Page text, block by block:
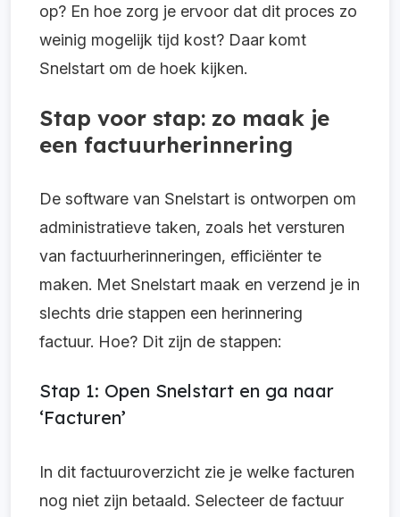
op? En hoe zorg je ervoor dat dit proces zo
weinig mogelijk tijd kost? Daar komt
Snelstart om de hoek kijken.
Stap voor stap: zo maak je
een factuurherinnering
De software van Snelstart is ontworpen om
administratieve taken, zoals het versturen
van factuurherinneringen, efficiënter te
maken. Met Snelstart maak en verzend je in
slechts drie stappen een herinnering
factuur. Hoe? Dit zijn de stappen:
Stap 1: Open Snelstart en ga naar
‘Facturen’
In dit factuuroverzicht zie je welke facturen
nog niet zijn betaald. Selecteer de factuur